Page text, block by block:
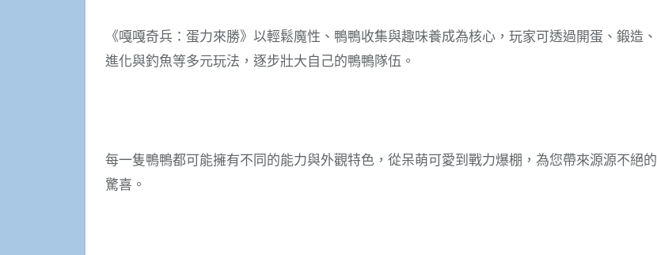
《嘎嘎奇兵：蛋力來勝》以輕鬆魔性、鴨鴨收集與趣味養成為核心，玩家可透過開蛋、鍛造、
進化與釣魚等多元玩法，逐步壯大自己的鴨鴨隊伍。
每一隻鴨鴨都可能擁有不同的能力與外觀特色，從呆萌可愛到戰力爆棚，為您帶來源源不絕的
驚喜。